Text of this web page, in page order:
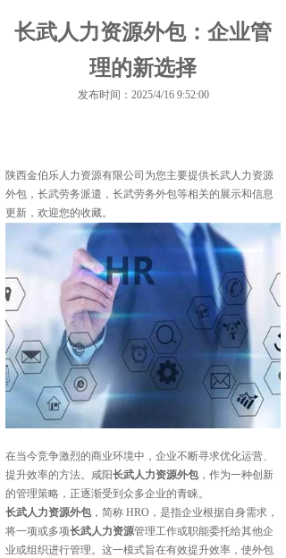
长武人力资源外包：企业管
理的新选择
发布时间：2025/4/16 9:52:00
陕西金伯乐人力资源有限公司为您主要提供长武人力资源
外包 ，长武劳务派遣，长武劳务外包等相关的展示和信息
更新，欢迎您的收藏。
在当今竞争激烈的商业环境中，企业不断寻求优化运营、
提升效率的方法。咸阳长武人力资源外包，作为一种创新
的管理策略，正逐渐受到众多企业的青睐。
长武人力资源外包，简称 HRO，是指企业根据自身需求，
将一项或多项长武人力资源管理工作或职能委托给其他企
业或组织进行管理。这一模式旨在有效提升效率，使外包